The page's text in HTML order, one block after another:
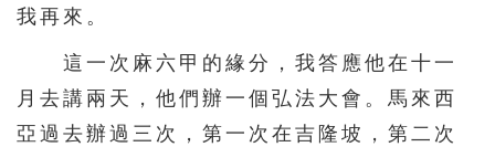
我再來。
這一次麻六甲的緣分，我答應他在十一
月去講兩天，他們辦一個弘法大會。馬來西
亞過去辦過三次，第一次在吉隆坡，第二次